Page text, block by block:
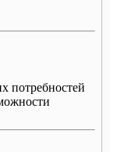
потребностей